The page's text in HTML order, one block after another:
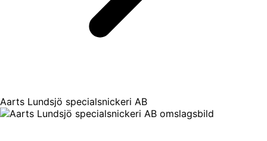
Aarts Lundsjö specialsnickeri AB